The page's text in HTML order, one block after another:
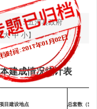
来源：五河县政府
大 中 小】
建成情况统计表
目建设地点 总套数（套）